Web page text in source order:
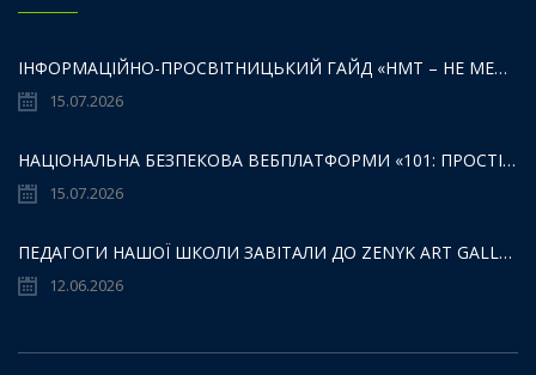
ІНФОРМАЦІЙНО-ПРОСВІТНИЦЬКИЙ ГАЙД «НМТ – НЕ МЕЖА ТВОЇХ МОЖЛИВОСТЕЙ».
15.07.2026
НАЦІОНАЛЬНА БЕЗПЕКОВА ВЕБПЛАТФОРМИ «101: ПРОСТІР БЕЗПЕКИ ДЛЯ ДІТЕЙ,БАТЬКІВ ТА ОСВІТЯН»:
15.07.2026
ПЕДАГОГИ НАШОЇ ШКОЛИ ЗАВІТАЛИ ДО ZENYK ART GALLERY
12.06.2026